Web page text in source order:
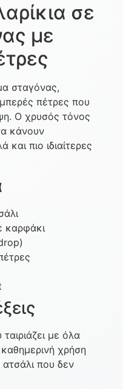
σε
με
σταγόνας,
πέτρες που
Ο χρυσός τόνος
κάνουν
και πιο ιδιαίτερες
καρφάκι
με όλα
χρήση
που δεν